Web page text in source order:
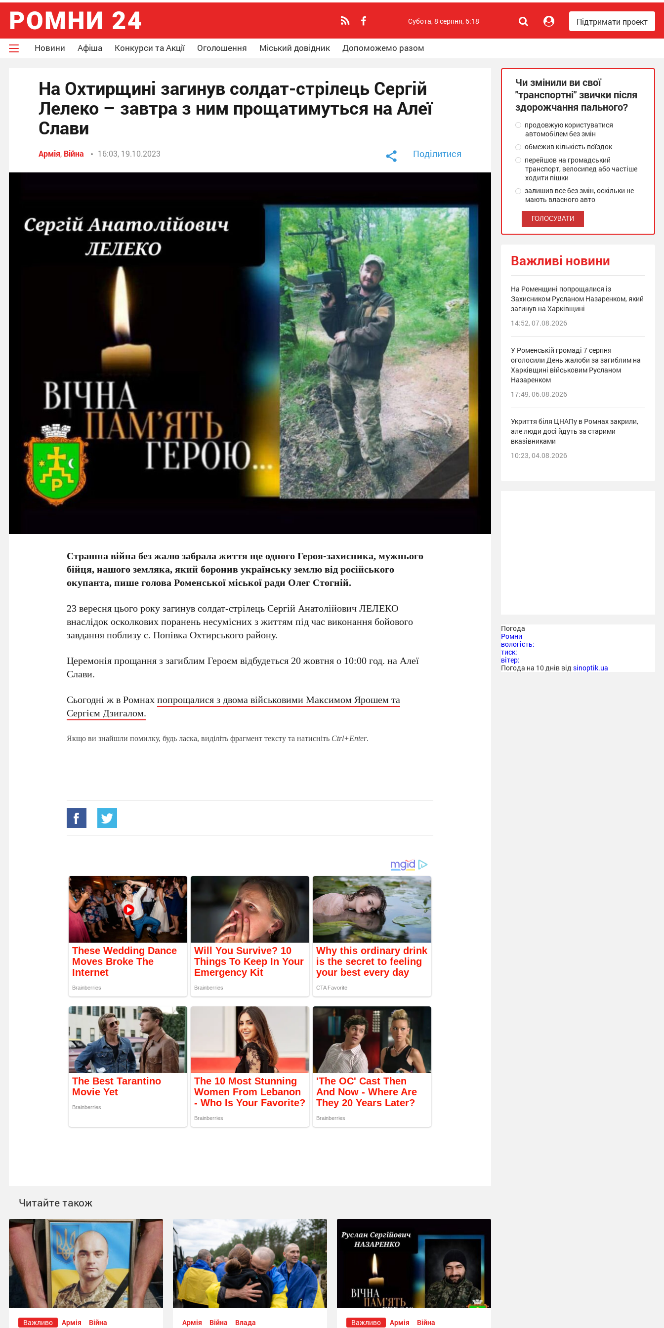
Підтримати проект
Субота, 8 серпня, 6:18
Новини Афіша Конкурси та Акції Оголошення Міський довідник Допоможемо разом
На Охтирщині загинув солдат-стрілець Сергій
Лелеко – завтра з ним прощатимуться на Алеї
Слави
Армія, Війна 16:03, 19.10.2023 Поділитися
Страшна війна без жалю забрала життя ще одного Героя-захисника, мужнього
бійця, нашого земляка, який боронив українську землю від російського
окупанта, пише голова Роменської міської ради Олег Стогній.
23 вересня цього року загинув солдат-стрілець Сергій Анатолійович ЛЕЛЕКО
внаслідок осколкових поранень несумісних з життям під час виконання бойового
завдання поблизу с. Попівка Охтирського району.
Церемонія прощання з загиблим Героєм відбудеться 20 жовтня о 10:00 год. на Алеї
Слави.
Сьогодні ж в Ромнахпопрощалися з двома військовими Максимом Ярошем та
Сергієм Дзигалом.
Якщо ви знайшли помилку, будь ласка, виділіть фрагмент тексту та натисніть Ctrl+Enter.
Читайте також
Важливо Армія Війна Армія Війна Влада Важливо Армія Війна
Чи змінили ви свої
"транспортні" звички після
здорожчання пального?
продовжую користуватися
автомобілем без змін
обмежив кількість поїздок
перейшов на громадський
транспорт, велосипед або частіше
ходити пішки
залишив все без змін, оскільки не
мають власного авто
Важливі новини
На Роменщині попрощалися із
Захисником Русланом Назаренком, який
загинув на Харківщині
14:52, 07.08.2026
У Роменській громаді 7 серпня
оголосили День жалоби за загиблим на
Харківщині військовим Русланом
Назаренком
17:49, 06.08.2026
Укриття біля ЦНАПу в Ромнах закрили,
але люди досі йдуть за старими
вказівниками
10:23, 04.08.2026
Погода
Ромни
вологість:
тиск:
вітер:
Погода на 10 днів від sinoptik.ua